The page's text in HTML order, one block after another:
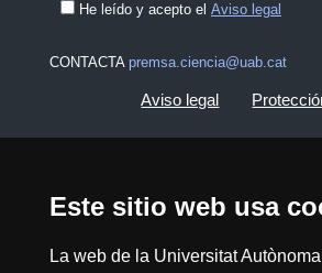
Este sitio web usa
La web de la Universitat
He leído y acepto el Aviso legal
CONTACTA premsa.ciencia@uab.cat
Aviso legal
Mapa del web